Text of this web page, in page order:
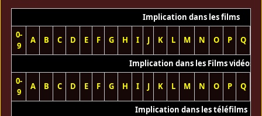
Implication dans les films
0-
9
A B C D E F G H I J K L M N O P Q
Implication dans les Films vidéos
0-
9
A B C D E F G H I J K L M N O P Q
Implication dans les téléfilms